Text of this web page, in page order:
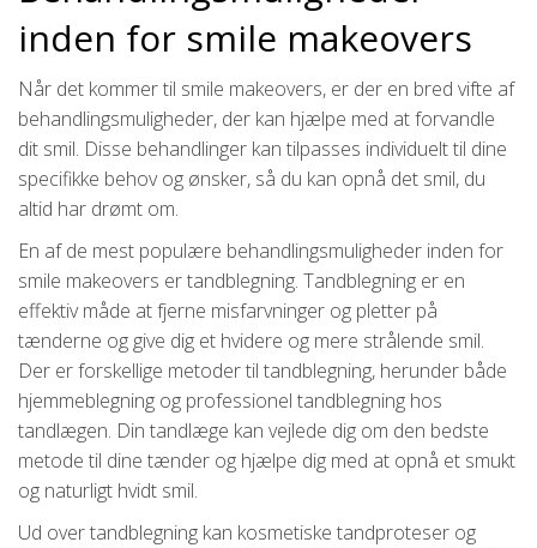
inden for smile makeovers
Når det kommer til smile makeovers, er der en bred vifte af
behandlingsmuligheder, der kan hjælpe med at forvandle
dit smil. Disse behandlinger kan tilpasses individuelt til dine
specifikke behov og ønsker, så du kan opnå det smil, du
altid har drømt om.
En af de mest populære behandlingsmuligheder inden for
smile makeovers er tandblegning. Tandblegning er en
effektiv måde at fjerne misfarvninger og pletter på
tænderne og give dig et hvidere og mere strålende smil.
Der er forskellige metoder til tandblegning, herunder både
hjemmeblegning og professionel tandblegning hos
tandlægen. Din tandlæge kan vejlede dig om den bedste
metode til dine tænder og hjælpe dig med at opnå et smukt
og naturligt hvidt smil.
Ud over tandblegning kan kosmetiske tandproteser og